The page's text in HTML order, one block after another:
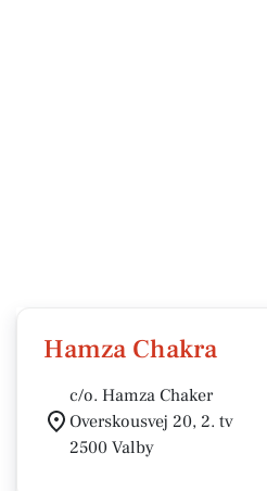
Hamza Chakra
c/o. Hamza Chaker
Overskousvej 20, 2. tv
2500 Valby